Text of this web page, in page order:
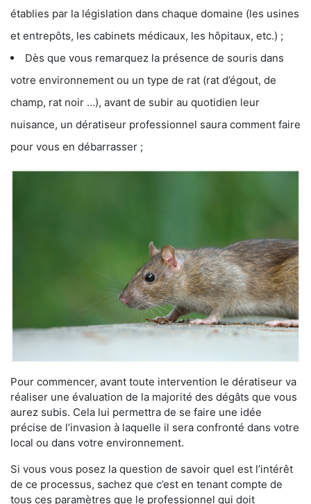
établies par la législation dans chaque domaine (les usines
et entrepôts, les cabinets médicaux, les hôpitaux, etc.) ;
Dès que vous remarquez la présence de souris dans
votre environnement ou un type de rat (rat d’égout, de
champ, rat noir …), avant de subir au quotidien leur
nuisance, un dératiseur professionnel saura comment faire
pour vous en débarrasser ;
Pour commencer, avant toute intervention le dératiseur va
réaliser une évaluation de la majorité des dégâts que vous
aurez subis. Cela lui permettra de se faire une idée
précise de l’invasion à laquelle il sera confronté dans votre
local ou dans votre environnement.
Si vous vous posez la question de savoir quel est l’intérêt
de ce processus, sachez que c’est en tenant compte de
tous ces paramètres que le professionnel qui doit